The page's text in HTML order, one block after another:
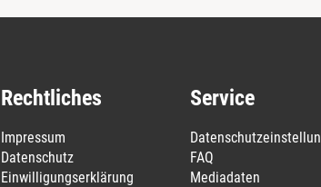
Rechtliches
Impressum
Datenschutz
Einwilligungserklärung
Service
FAQ
Mediadaten